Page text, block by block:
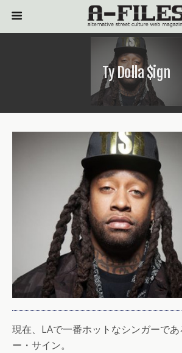
Ty Dolla $ign
現在、LAで一番ホットなシンガーで
ー・サイン。